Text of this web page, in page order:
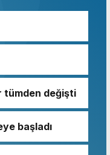
tümden değişti
başladı